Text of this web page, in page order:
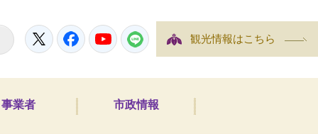
TwitterFacebookYouTubeLINE 観光情報はこちら
事業者 市政情報